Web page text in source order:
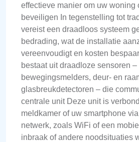
effectieve manier om uw woning
beveiligen In tegenstelling tot
vereist een draadloos systeem
bedrading, wat de installatie
vereenvoudigt en kosten
bestaat uit draadloze sensoren –
bewegingsmelders, deur- en
glasbreukdetectoren – die
centrale unit Deze unit is
meldkamer of uw smartphone
netwerk, zoals WiFi of een
inbraak of andere noodsituaties